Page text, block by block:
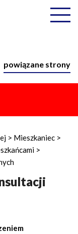
powiązane strony
Mieszkaniec